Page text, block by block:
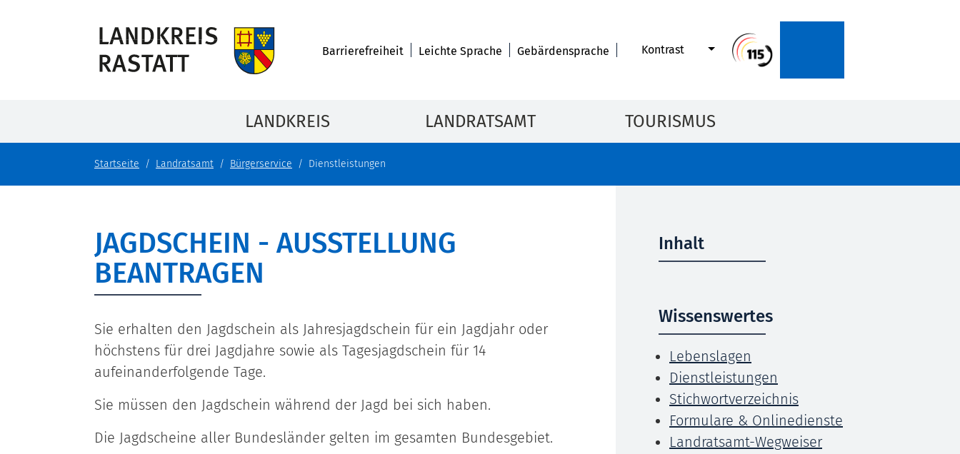
Barrierefreiheit Leichte Sprache Gebärdensprache Kontrast
LANDKREIS LANDRATSAMT TOURISMUS
Startseite Landratsamt Bürgerservice Dienstleistungen
JAGDSCHEIN - AUSSTELLUNG
BEANTRAGEN
Sie erhalten den Jagdschein als Jahresjagdschein für ein Jagdjahr oder
höchstens für drei Jagdjahre sowie als Tagesjagdschein für 14
aufeinanderfolgende Tage.
Sie müssen den Jagdschein während der Jagd bei sich haben.
Die Jagdscheine aller Bundesländer gelten im gesamten Bundesgebiet.
Inhalt
Wissenswertes
Lebenslagen
Dienstleistungen
Stichwortverzeichnis
Formulare & Onlinedienste
Landratsamt-Wegweiser